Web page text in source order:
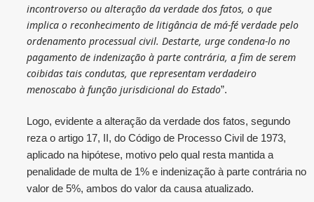
incontroverso ou alteração da verdade dos fatos, o que
implica o reconhecimento de litigância de má-fé verdade pelo
ordenamento processual civil. Destarte, urge condena-lo no
pagamento de indenização à parte contrária, a fim de serem
coibidas tais condutas, que representam verdadeiro
menoscabo à função jurisdicional do Estado”.
Logo, evidente a alteração da verdade dos fatos, segundo
reza o artigo 17, II, do Código de Processo Civil de 1973,
aplicado na hipótese, motivo pelo qual resta mantida a
penalidade de multa de 1% e indenização à parte contrária no
valor de 5%, ambos do valor da causa atualizado.